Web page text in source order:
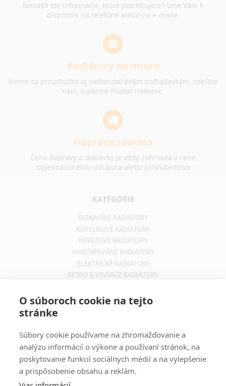
Nenašli ste informácie, ktoré potrebujete? Sme Vám k
dispozícii na telefóne alebo na e-maile.
Radiátory na mieru
Vieme sa prispôsobiť aj neštandardným požiadavkám, napíšte
nám, budeme hľadať riešenie.
Doprava zdarma
Cena dopravy a dobierky je vždy zahrnutá v cene
objednávaného radiátora alebo príslušenstva
KATEGÓRIE
DIZAJNOVÉ RADIÁTORY
KÚPEĽŇOVÉ RADIÁTORY
NEREZOVÉ RADIÁTORY
CHRÓMOVANÉ RADIÁTORY
ELEKTRICKÉ RADIÁTORY
RETRO & VINTAGE RADIÁTORY
INFORMÁCIE O DOPRAVE
OCHRANA SÚKROMIA
O súboroch cookie na tejto
stránke
Súbory cookie používame na zhromažďovanie a
analýzu informácií o výkone a používaní stránok, na
poskytovanie funkcií sociálnych médií a na vylepšenie
a prispôsobenie obsahu a reklám.